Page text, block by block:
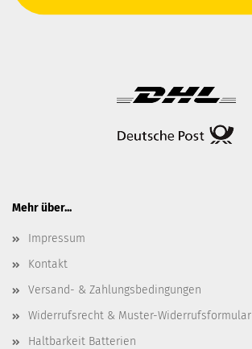
Mehr über...
Impressum
Kontakt
Versand- & Zahlungsbedingungen
Widerrufsrecht & Muster-Widerrufsformular
Haltbarkeit Batterien